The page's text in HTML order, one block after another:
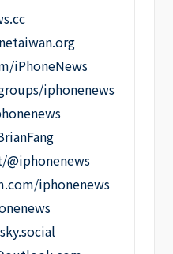
iPhoneNews
iphonenews
@iphonenews
iphonenews